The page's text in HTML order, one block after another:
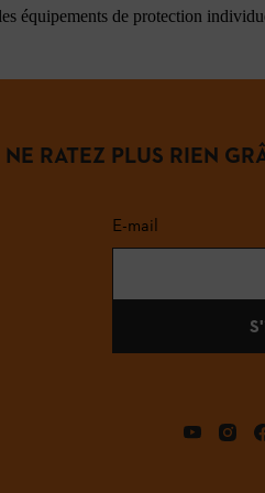
équipements de protection
NE RATEZ PLUS RIEN
E-mail